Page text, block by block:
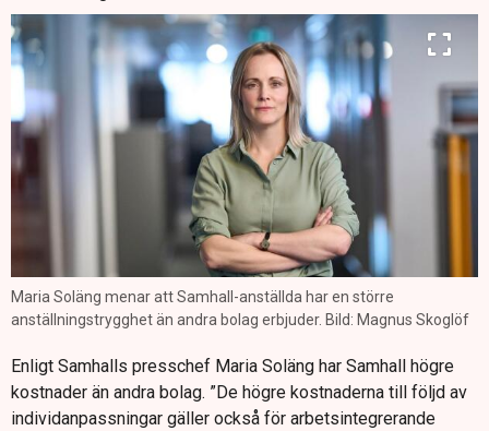
Maria Soläng menar att Samhall-anställda har en större
anställningstrygghet än andra bolag erbjuder. Bild: Magnus Skoglöf
Enligt Samhalls presschef Maria Soläng har Samhall högre
kostnader än andra bolag. ”De högre kostnaderna till följd av
individanpassningar gäller också för arbetsintegrerande